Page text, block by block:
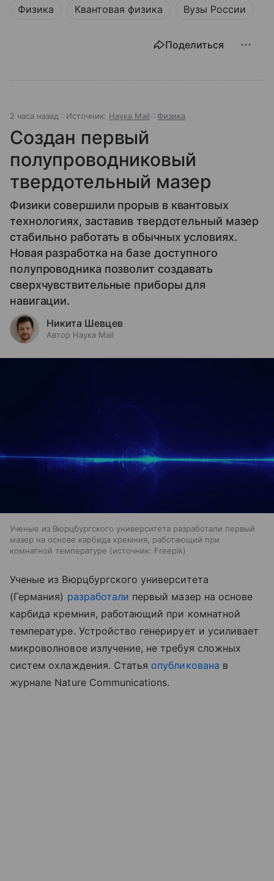
Физика Квантовая физика Вузы России
Поделиться
2 часа назад Источник: Наука Mail Физика
Создан первый
полупроводниковый
твердотельный мазер
Физики совершили прорыв в квантовых
технологиях, заставив твердотельный мазер
стабильно работать в обычных условиях.
Новая разработка на базе доступного
полупроводника позволит создавать
сверхчувствительные приборы для
навигации.
Никита Шевцев
Автор Наука Mail
Ученые из Вюрцбургского университета разработали первый
мазер на основе карбида кремния, работающий при
комнатной температуре
источник: Freepik
Ученые из Вюрцбургского университета
(Германия) разработали первый мазер на основе
карбида кремния, работающий при комнатной
температуре. Устройство генерирует и усиливает
микроволновое излучение, не требуя сложных
систем охлаждения. Статья опубликована в
журнале Nature Communications.